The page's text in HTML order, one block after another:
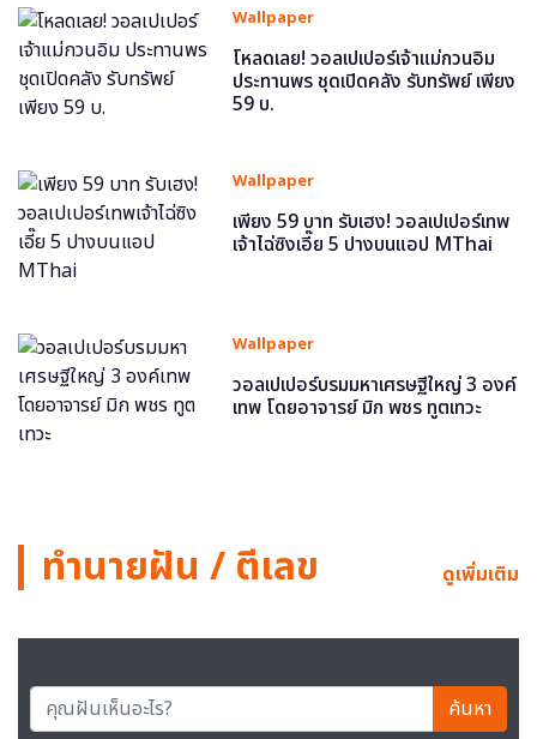
Wallpaper
โหลดเลย! วอลเปเปอร์เจ้าแม่กวนอิม
ประทานพร ชุดเปิดคลัง รับทรัพย์ เพียง
59 บ.
Wallpaper
เพียง 59 บาท รับเฮง! วอลเปเปอร์เทพ
เจ้าไฉ่ซิงเอี๊ย 5 ปางบนแอป MThai
Wallpaper
วอลเปเปอร์บรมมหาเศรษฐีใหญ่ 3 องค์
เทพ โดยอาจารย์ มิก พชร ทูตเทวะ
ทำนายฝัน / ตีเลข ดูเพิ่มเติม
ค้นหา